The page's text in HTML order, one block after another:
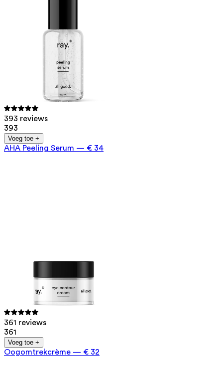
393 reviews
393
Voeg toe +
AHA Peeling Serum — € 34
361 reviews
361
Voeg toe +
Oogomtrekcrème — € 32